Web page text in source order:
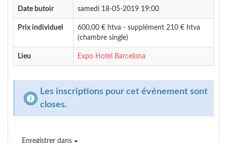
Date butoir samedi 18-05-2019 19:00
Prix individuel
600,00 € htva - supplément 210 € htva
(chambre single)
Lieu Expo Hotel Barcelona
Les inscriptions pour cet événement sont
closes.
Enregistrer dans